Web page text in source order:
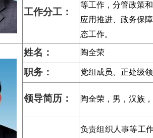
工作分工：
等工作，分管政策
应用推进、政务保
态工作。
姓名： 陶全荣
职务： 党组成员、正处级
领导简历： 陶全荣，男 ，汉族
负责组织 人事等工